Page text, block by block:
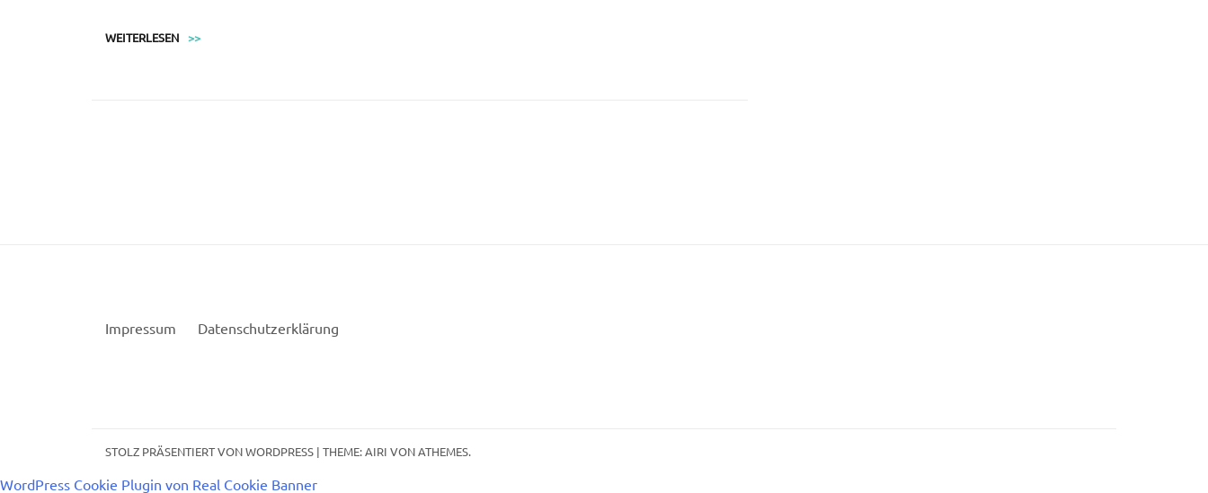
WEITERLESEN >>
Impressum Datenschutzerklärung
STOLZ PRÄSENTIERT VON WORDPRESS | THEME:AIRI VON ATHEMES.
WordPress Cookie Plugin von Real Cookie Banner